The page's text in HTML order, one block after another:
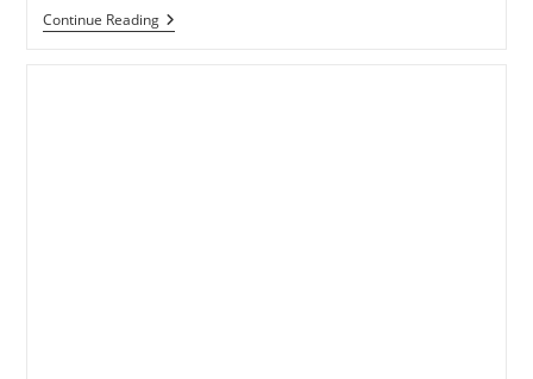
Continue ReadingO
VÍCIO